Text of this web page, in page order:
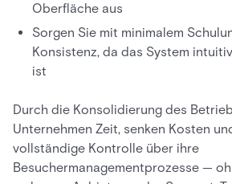
Oberfläche aus
Sorgen Sie mit minimalem
Konsistenz, da das System
ist
Durch die Konsolidierung des
Unternehmen Zeit, senken Kosten
vollständige Kontrolle über ihre
Besuchermanagementprozesse —